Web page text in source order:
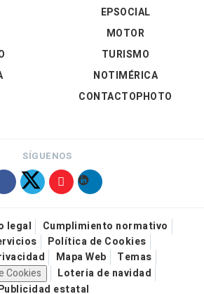
EPSOCIAL
MOTOR
TURISMO
NOTIMÉRICA
CONTACTOPHOTO
SÍGUENOS
legal
Cumplimiento normativo
Política de Cookies
Mapa Web
Temas
Cookies
Loteria de navidad
estatal